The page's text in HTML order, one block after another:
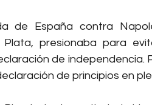
de España contra
presionaba para
de independencia.
de principios en